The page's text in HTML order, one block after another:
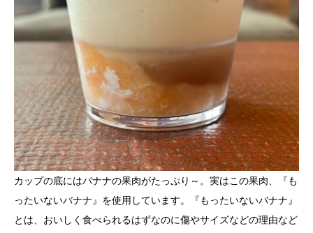
カップの底にはバナナの果肉がたっぷり～。実はこの果肉、『も
ったいないバナナ』を使用しています。『もったいないバナナ』
とは、おいしく食べられるはずなのに傷やサイズなどの理由など